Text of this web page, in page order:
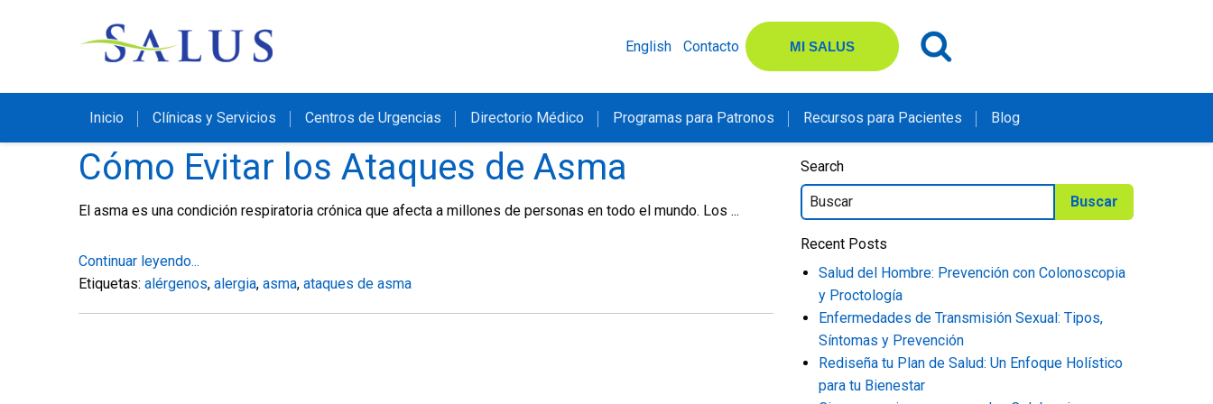
English Contacto MI SALUS
Inicio Clínicas y Servicios Centros de Urgencias Directorio Médico Programas para Patronos Recursos para Pacientes Blog
Cómo Evitar los Ataques de Asma
El asma es una condición respiratoria crónica que afecta a millones de personas en todo el mundo. Los ...
Continuar leyendo...
Etiquetas: alérgenos, alergia, asma, ataques de asma
Search
Recent Posts
Salud del Hombre: Prevención con Colonoscopia
y Proctología
Enfermedades de Transmisión Sexual: Tipos,
Síntomas y Prevención
Rediseña tu Plan de Salud: Un Enfoque Holístico
para tu Bienestar